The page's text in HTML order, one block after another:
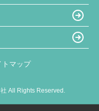
トマップ
All Rights Reserved.